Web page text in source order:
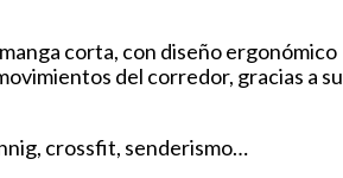
corta, con diseño ergonómico
del corredor, gracias a su
crossfit, senderismo…